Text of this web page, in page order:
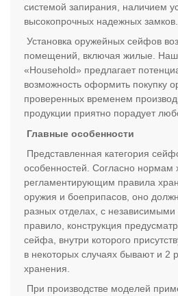
системой запирания, наличием
высокопрочных надежных замков.
Установка оружейных сейфов
помещений, включая жилые. Наш
«Household» предлагает
возможность оформить покупку
проверенных временем
продукции приятно порадует
Главные особенности
Представленная категория
особенностей. Согласно нормам
регламентирующим правила
оружия и боеприпасов, оно
разных отделах, с
правило, конструкция
сейфа, внутри которого
в некоторых случаях бывают и 2
хранения.
При производстве моделей